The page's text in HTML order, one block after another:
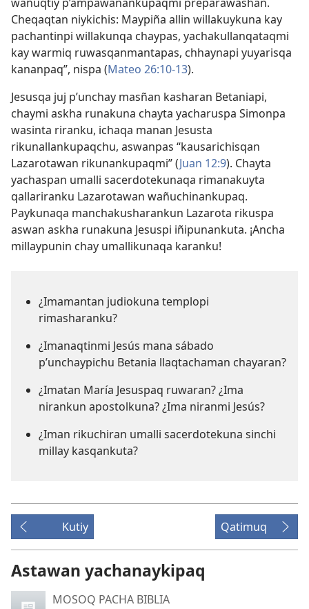
Cheqaqtan niykichis: Maypiña allin willakuykuna kay
pachantinpi willakunqa chaypas, yachakullanqataqmi
kay warmiq ruwasqanmantapas, chhaynapi yuyarisqa
kananpaq”, nispa (Mateo 26:10-13).
Jesusqa juj p’unchay masñan kasharan Betaniapi,
chaymi askha runakuna chayta yacharuspa Simonpa
wasinta riranku, ichaqa manan Jesusta
rikunallankupaqchu, aswanpas “kausarichisqan
Lazarotawan rikunankupaqmi” (Juan 12:9). Chayta
yachaspan umalli sacerdotekunaqa rimanakuyta
qallariranku Lazarotawan wañuchinankupaq.
Paykunaqa manchakusharankun Lazarota rikuspa
aswan askha runakuna Jesuspi iñipunankuta. ¡Ancha
millaypunin chay umallikunaqa karanku!
¿Imamantan judiokuna templopi
rimasharanku?
¿Imanaqtinmi Jesús mana sábado
p’unchaypichu Betania llaqtachaman chayaran?
¿Imatan María Jesuspaq ruwaran? ¿Ima
nirankun apostolkuna? ¿Ima niranmi Jesús?
¿Iman rikuchiran umalli sacerdotekuna sinchi
millay kasqankuta?
Kutiy Qatimuq
Astawan yachanaykipaq
MOSOQ PACHA BIBLIA